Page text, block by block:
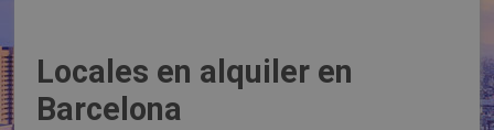
Locales en alquiler en
Barcelona